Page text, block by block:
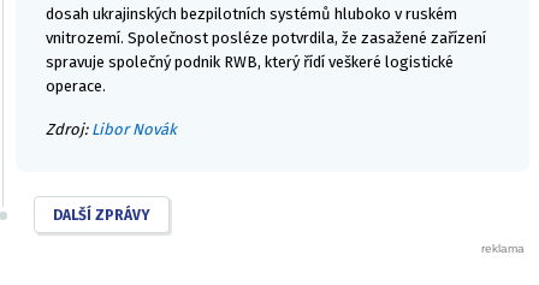
dosah ukrajinských bezpilotních systémů hluboko v ruském
vnitrozemí. Společnost posléze potvrdila, že zasažené zařízení
spravuje společný podnik RWB, který řídí veškeré logistické
operace.
Zdroj: Libor Novák
DALŠÍ ZPRÁVY